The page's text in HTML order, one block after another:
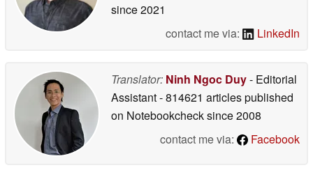
since 2021
contact me via:
LinkedIn
Translator: Ninh Ngoc Duy- Editorial
Assistant- 814621 articles published
on Notebookchecksince 2008
contact me via:
Facebook